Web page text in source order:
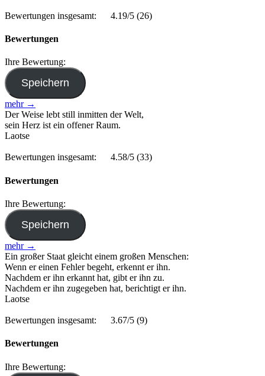
Bewertungen insgesamt: 4.19/5 (26)
Bewertungen
Ihre Bewertung:
mehr →
Der Weise lebt still inmitten der Welt,
sein Herz ist ein offener Raum.
Laotse
Bewertungen insgesamt: 4.58/5 (33)
Bewertungen
Ihre Bewertung:
mehr →
Ein großer Staat gleicht einem großen Menschen:
Wenn er einen Fehler begeht, erkennt er ihn.
Nachdem er ihn erkannt hat, gibt er ihn zu.
Nachdem er ihn zugegeben hat, berichtigt er ihn.
Laotse
Bewertungen insgesamt: 3.67/5 (9)
Bewertungen
Ihre Bewertung: